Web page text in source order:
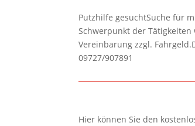
Putzhilfe gesuchtSuche für
Schwerpunkt der
Vereinbarung zzgl.
09727/907891
Hier können Sie den